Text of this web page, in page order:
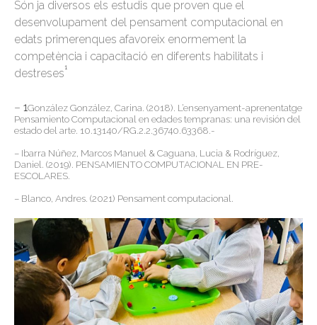
Són ja diversos els estudis que proven que el
desenvolupament del pensament computacional en
edats primerenques afavoreix enormement la
competència i capacitació en diferents habilitats i
destreses 1
– 1González González, Carina. (2018). L’ensenyament-aprenentatge
Pensamiento Computacional en edades tempranas: una revisión del
estado del arte. 10.13140/RG.2.2.36740.63368.-
– Ibarra Núñez, Marcos Manuel & Caguana, Lucia & Rodríguez,
Daniel. (2019). PENSAMIENTO COMPUTACIONAL EN PRE-
ESCOLARES.
– Blanco, Andres. (2021) Pensament computacional.